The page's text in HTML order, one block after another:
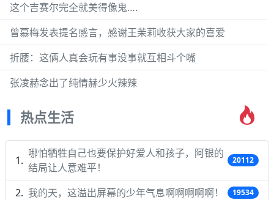
这个吉赛尔完全就美得像鬼….
曾慕梅发表提名感言，感谢王茉莉收获大家的喜爱
折腰：这俩人真会玩有事没事就互相斗个嘴
张凌赫念出了纯情赫少火辣辣
热点生活
哪怕牺牲自己也要保护好爱人和孩子，阿银的
结局让人意难平！
20112
我的天，这溢出屏幕的少年气息啊啊啊啊啊！ 19534